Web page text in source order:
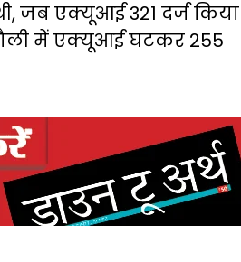
जब एक्यूआई 321 दर्ज किया
में एक्यूआई घटकर 255